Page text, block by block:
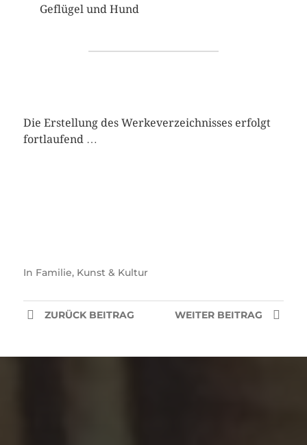
Geflügel und Hund
Die Erstellung des Werkeverzeichnisses erfolgt
fortlaufend …
In Familie, Kunst & Kultur
WEITERBEITRAG
ZURÜCK BEITRAG